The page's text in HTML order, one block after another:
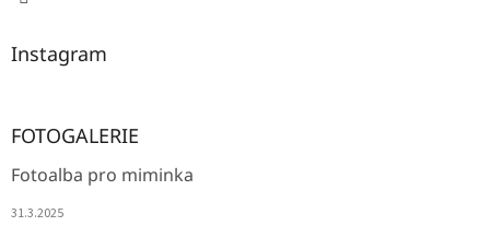
Instagram
FOTOGALERIE
Fotoalba pro miminka
31.3.2025